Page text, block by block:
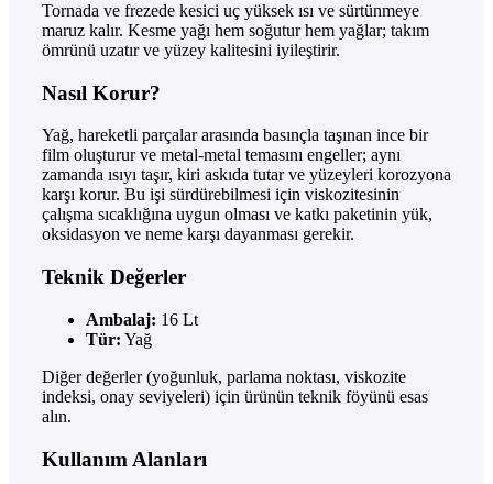
Tornada ve frezede kesici uç yüksek ısı ve sürtünmeye
maruz kalır. Kesme yağı hem soğutur hem yağlar; takım
ömrünü uzatır ve yüzey kalitesini iyileştirir.
Nasıl Korur?
Yağ, hareketli parçalar arasında basınçla taşınan ince bir
film oluşturur ve metal-metal temasını engeller; aynı
zamanda ısıyı taşır, kiri askıda tutar ve yüzeyleri korozyona
karşı korur. Bu işi sürdürebilmesi için viskozitesinin
çalışma sıcaklığına uygun olması ve katkı paketinin yük,
oksidasyon ve neme karşı dayanması gerekir.
Teknik Değerler
Ambalaj: 16 Lt
Tür: Yağ
Diğer değerler (yoğunluk, parlama noktası, viskozite
indeksi, onay seviyeleri) için ürünün teknik föyünü esas
alın.
Kullanım Alanları